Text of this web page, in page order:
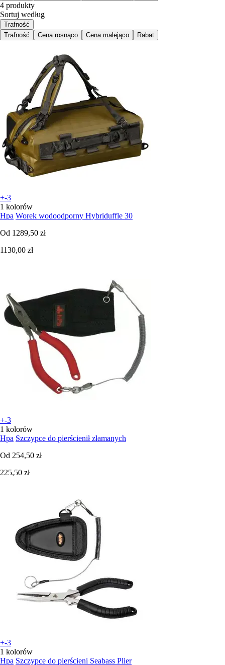
4 produkty
Sortuj według
Trafność
Trafność
Cena rosnąco Cena malejąco Rabat
+-3
1 kolorów
Hpa Worek wodoodporny Hybriduffle 30
Od 1289,50 zł
1130,00 zł
+-3
1 kolorów
Hpa Szczypce do pierścienił złamanych
Od 254,50 zł
225,50 zł
+-3
1 kolorów
Hpa Szczypce do pierścieni Seabass Plier